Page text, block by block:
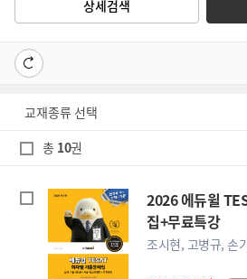
상세검색
총 10권
2026 에듀윌
집+무료특강
조시현, 고병규, 손